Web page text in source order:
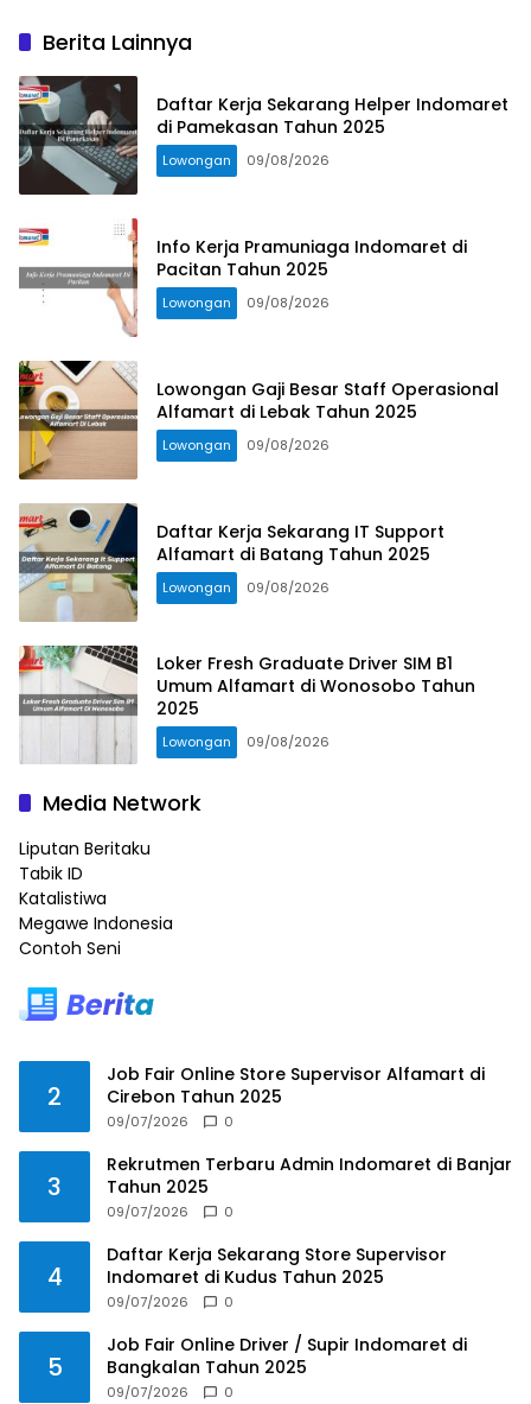
Berita Lainnya
Daftar Kerja Sekarang Helper Indomaret
di Pamekasan Tahun 2025
Lowongan 09/08/2026
Info Kerja Pramuniaga Indomaret di
Pacitan Tahun 2025
Lowongan 09/08/2026
Lowongan Gaji Besar Staff Operasional
Alfamart di Lebak Tahun 2025
Lowongan 09/08/2026
Daftar Kerja Sekarang IT Support
Alfamart di Batang Tahun 2025
Lowongan 09/08/2026
Loker Fresh Graduate Driver SIM B1
Umum Alfamart di Wonosobo Tahun
2025
Lowongan 09/08/2026
Media Network
Liputan Beritaku
Tabik ID
Katalistiwa
Megawe Indonesia
Contoh Seni
2
Job Fair Online Store Supervisor Alfamart di
Cirebon Tahun 2025
09/07/2026 0
3
Rekrutmen Terbaru Admin Indomaret di Banjar
Tahun 2025
09/07/2026 0
4
Daftar Kerja Sekarang Store Supervisor
Indomaret di Kudus Tahun 2025
09/07/2026 0
5
Job Fair Online Driver / Supir Indomaret di
Bangkalan Tahun 2025
09/07/2026 0